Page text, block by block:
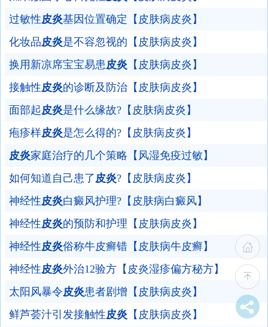
过敏性皮炎基因位置确定【皮肤病皮炎】
化妆品皮炎是不容忽视的【皮肤病皮炎】
换用新凉席宝宝易患皮炎 【皮肤病皮炎】
接触性皮炎的诊断及防治【皮肤病皮炎】
面部起皮炎是什么缘故?【皮肤病皮炎】
疱疹样皮炎是怎么得的?【皮肤病皮炎】
皮炎家庭治疗的几个策略【风湿免疫过敏】
如何知道自己患了皮炎?【皮肤病皮炎】
神经性皮炎白癜风护理?【皮肤病白癜风】
神经性皮炎的预防和护理【皮肤病皮炎】
神经性皮炎俗称牛皮癣错【皮肤病牛皮癣】
神经性皮炎外治12验方【皮炎湿疹偏方秘方】
太阳风暴令皮炎患者剧增【皮肤病皮炎】
鲜芦荟汁引发接触性皮炎 【皮肤病皮炎】